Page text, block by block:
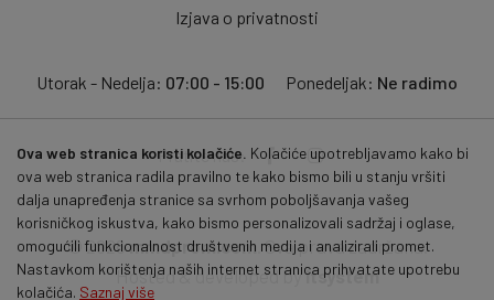
Izjava o privatnosti
Utorak - Nedelja: 07:00 - 15:00 Ponedeljak: Ne radimo
Pratite nas:
© 2026mmdprom.com . Sva prava zadržana.
Hosted & developed byitsystem
Ova web stranica koristi kolačiće. Kolačiće upotrebljavamo kako bi
ova web stranica radila pravilno te kako bismo bili u stanju vršiti
dalja unapređenja stranice sa svrhom poboljšavanja vašeg
korisničkog iskustva, kako bismo personalizovali sadržaj i oglase,
omogućili funkcionalnost društvenih medija i analizirali promet.
Nastavkom korištenja naših internet stranica prihvatate upotrebu
kolačića. Saznaj više